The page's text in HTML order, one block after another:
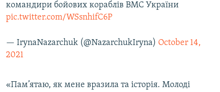
командири бойових кораблів ВМС України
pic.twitter.com/WSsnhifC6P
— IrynaNazarchuk (@NazarchukIryna) October 14,
2021
«Пам’ятаю, як мене вразила та історія. Молоді